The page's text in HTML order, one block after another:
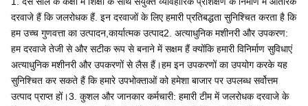
दरवाजे हैं कि जलरोधक हैं. इन दरवाजों के लिए हमारी प्रतिबद्धता सुनिश्चित करता है कि
हम उच्च गुणवत्ता का उत्पादन,कार्यात्मक उत्पाद2. अत्याधुनिक मशीनरी और उपकरण:
हम दरवाजे तेजी से और सटीक रूप से बनाने में सक्षम हैं क्योंकि हमारी विनिर्माण सुविधाएं
अत्याधुनिक मशीनरी और उपकरणों से लैस हैं।हम इन उपकरणों का उपयोग करके यह
सुनिश्चित कर सकते हैं कि हमारे उपभोक्ताओं को हमेशा बाजार पर उपलब्ध सर्वोत्तम
उत्पाद प्राप्त हों।3. कुशल और जानकार कर्मचारी: हमारी टीम में जलरोधक दरवाजे के